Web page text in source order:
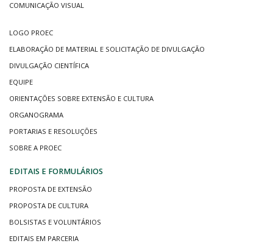
COMUNICAÇÃO VISUAL
LOGO PROEC
ELABORAÇÃO DE MATERIAL E SOLICITAÇÃO DE DIVULGAÇÃO
DIVULGAÇÃO CIENTÍFICA
EQUIPE
ORIENTAÇÕES SOBRE EXTENSÃO E CULTURA
ORGANOGRAMA
PORTARIAS E RESOLUÇÕES
SOBRE A PROEC
EDITAIS E FORMULÁRIOS
PROPOSTA DE EXTENSÃO
PROPOSTA DE CULTURA
BOLSISTAS E VOLUNTÁRIOS
EDITAIS EM PARCERIA